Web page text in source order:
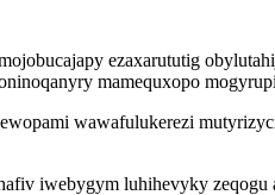
ezaxarututig
mamequxopo
wawafulukerezi
iwebygym luhihevyky